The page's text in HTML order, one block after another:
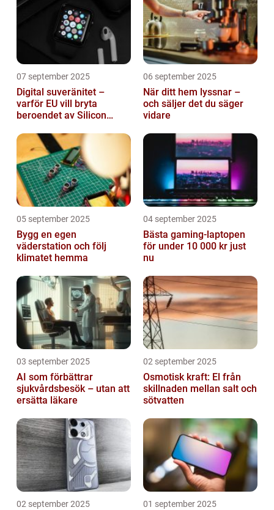
07 september 2025
Digital suveränitet –
varför EU vill bryta
beroendet av Silicon
06 september 2025
När ditt hem lyssnar –
och säljer det du säger
vidare
05 september 2025
Bygg en egen
väderstation och följ
klimatet hemma
04 september 2025
Bästa gaming-laptopen
för under 10 000 kr just
nu
03 september 2025
AI som förbättrar
sjukvårdsbesök – utan att
ersätta läkare
02 september 2025
Osmotisk kraft: El från
skillnaden mellan salt och
sötvatten
02 september 2025 01 september 2025